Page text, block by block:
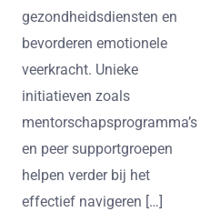
gezondheidsdiensten en
bevorderen emotionele
veerkracht. Unieke
initiatieven zoals
mentorschapsprogramma’s
en peer supportgroepen
helpen verder bij het
effectief navigeren […]